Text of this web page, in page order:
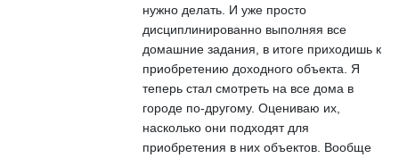
нужно делать. И уже просто
дисциплинированно выполняя все
домашние задания, в итоге приходишь к
приобретению доходного объекта. Я
теперь стал смотреть на все дома в
городе по-другому. Оцениваю их,
насколько они подходят для
приобретения в них объектов. Вообще